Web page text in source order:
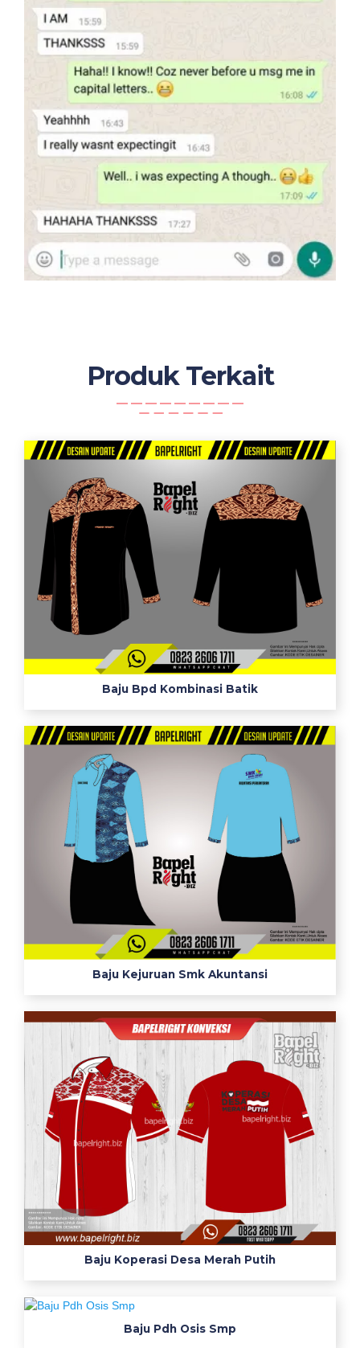
Produk Terkait
Baju Bpd Kombinasi Batik
Baju Kejuruan Smk Akuntansi
Baju Koperasi Desa Merah Putih
Baju Pdh Osis Smp